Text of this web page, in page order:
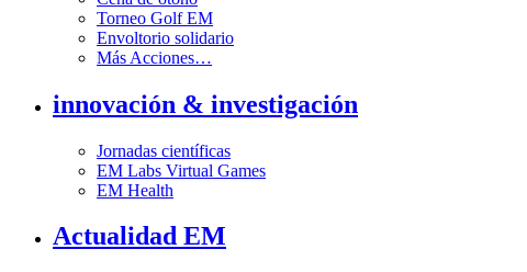
Torneo Golf EM
Envoltorio solidario
Más Acciones…
innovación & investigación
Jornadas científicas
EM Labs Virtual Games
EM Health
Actualidad EM